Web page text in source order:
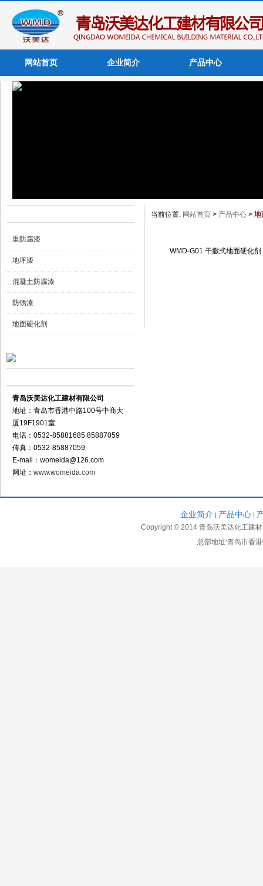
网站首页 企业简介 产品中心
重防腐漆
地坪漆
混凝土防腐漆
防锈漆
地面硬化剂
青岛沃美达化工建材有限公司
地址：青岛市香港中路100号中商大
厦19F1901室
电话：0532-85881685 85887059
传真：0532-85887059
E-mail： womeida@126.com
网址： www.womeida.com
当前位置: 网站首页 > 产品中心 > 地
WMD-G01 干撒式地面硬化剂
企业简介 | 产品中心|
Copyright © 2014 青岛沃美达化工建
总部地址:青岛市香